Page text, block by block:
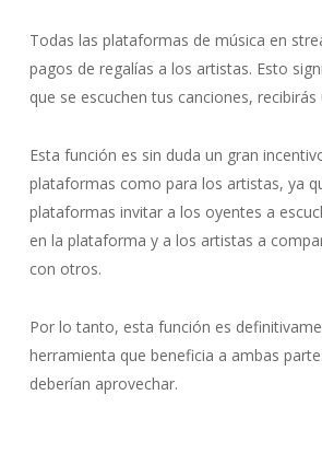
Todas las plataformas de música en
pagos de regalías a los artistas. Esto
que se escuchen tus canciones, recibirás
Esta función es sin duda un gran
plataformas como para los artistas, ya
plataformas invitar a los oyentes a
en la plataforma y a los artistas a
con otros.
Por lo tanto, esta función es
herramienta que beneficia a ambas
deberían aprovechar.